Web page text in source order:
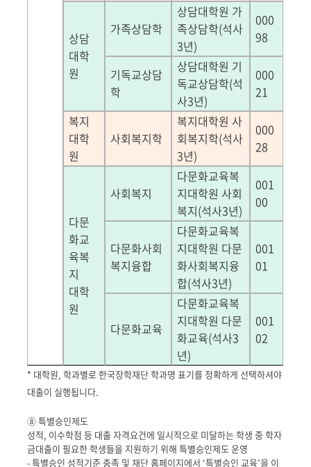
상담
대학
원
가족상담학
상담대학원 가
족상담학(석사
3년)
000
98
기독교상담
학
상담대학원 기
독교상담학(석
사3년)
000
21
복지
대학
원
사회복지학
복지대학원 사
회복지학(석사
3년)
000
28
다문
화교
육복
지
대학
원
사회복지
다문화교육복
지대학원 사회
복지(석사3년)
001
00
다문화사회
복지융합
다문화교육복
지대학원 다문
화사회복지융
합(석사3년)
001
01
다문화교육
다문화교육복
지대학원 다문
화교육(석사3
년)
001
02
* 대학원, 학과별로 한국장학재단 학과명 표기를 정확하게 선택하셔야
대출이 실행됩니다.
⑧ 특별승인제도
성적, 이수학점 등 대출 자격요건에 일시적으로 미달하는 학생 중 학자
금대출이 필요한 학생들을 지원하기 위해 특별승인제도 운영
- 특별승인 성적기준 충족 및 재단 홈페이지에서 ‘특별승인 교육’을 이